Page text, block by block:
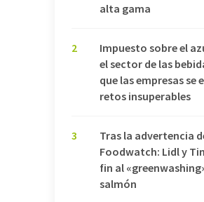
alta gama
2
Impuesto sobre el
el sector de las
que las empresas se
retos insuperables
3
Tras la advertencia
Foodwatch: Lidl y
fin al
salmón